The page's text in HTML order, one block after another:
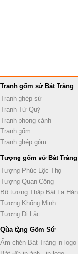
Tranh gốm sứ Bát Tràng
Tranh ghép sứ
Tranh Tứ Quý
Tranh phong cảnh
Tranh gốm
Tranh ghép gốm
Tượng gốm sứ Bát Tràng
Tượng Phúc Lộc Thọ
Tượng Quan Công
Bộ tượng Thập Bát La Hán
Tượng Khổng Minh
Tượng Di Lặc
Qùa tặng Gốm Sứ
Ấm chén Bát Tràng in logo